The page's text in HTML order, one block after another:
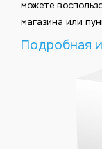
можете
магазина или
Подробная